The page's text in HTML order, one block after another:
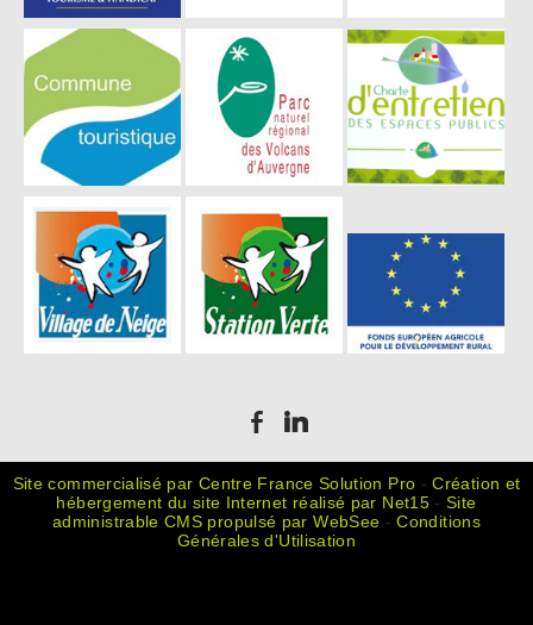
Site commercialisé par Centre France Solution Pro -Création et
hébergement du site Internet réalisé par Net15 -Site
administrable CMS propulsé par WebSee -Conditions
Générales d'Utilisation